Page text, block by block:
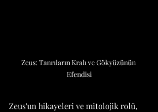
Zeus: Tanrıların Kralı ve Gökyüzünün
Efendisi
Zeus'un hikayeleri ve mitolojik rolü,